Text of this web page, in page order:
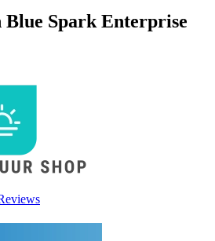
Blue Spark Enterprise